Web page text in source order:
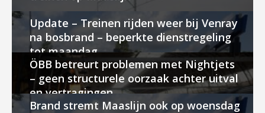
Update – Treinen rijden weer bij Venray
na bosbrand – beperkte dienstregeling
tot maandag
ÖBB betreurt problemen met Nightjets
– geen structurele oorzaak achter uitval
en vertragingen
Brand stremt Maaslijn ook op woensdag